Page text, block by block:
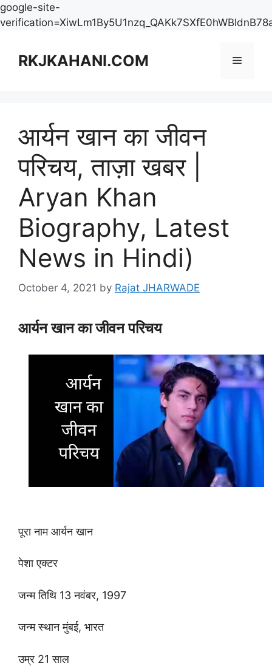
google-site-
contentRKJKAHANI.COM Menu
आर्यन खान का जीवन
परिचय, ताज़ा खबर |
Aryan Khan
Biography, Latest
News in Hindi)
October 4, 2021 by Rajat JHARWADE
आर्यन खान का जीवन परिचय
पूरा नाम आर्यन खान
पेशा एक्टर
जन्म तिथि 13 नवंबर, 1997
जन्म स्थान मुंबई, भारत
उम्र 21 साल